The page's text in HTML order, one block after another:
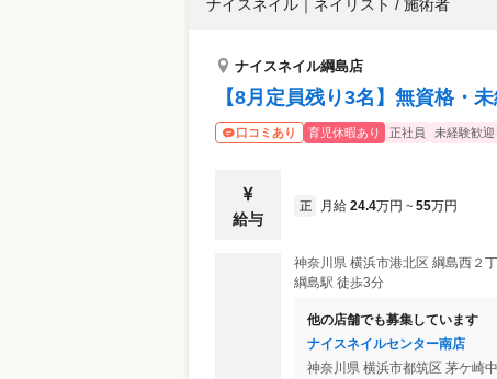
ナイスネイル ｜ ネイリスト / 施術者
ナイスネイル綱島店
【8月定員残り3名】無資格
口コミあり 育児休暇あり 正社員 未経験歓迎
給与
正 月給 24.4万円 ~ 55万円
神奈川県 横浜市港北区 綱島西２
綱島駅 徒歩3分
他の店舗でも募集しています
ナイスネイルセンター南店
神奈川県 横浜市都筑区 茅ケ崎